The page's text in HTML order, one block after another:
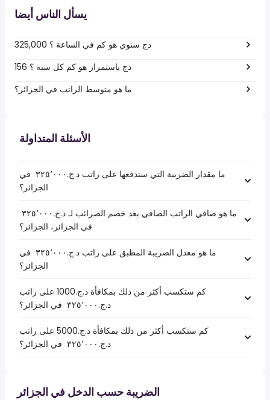
يسأل الناس أيضا
325,000 دج سنوي هو كم في الساعة ؟
156 دج باستمرار هو كم كل سنة ؟
ما هو متوسط الراتب في الجزائر؟
الأسئلة المتداولة
ما مقدار الضريبة التي ستدفعها على راتب د.ج.‏٣٢٥٬٠٠٠ ‏ في
الجزائر؟
في الجزائر، الجزائر؟
ما هو معدل الضريبة المطبق على راتب د.ج.‏٣٢٥٬٠٠٠ ‏ في
الجزائر؟
كم ستكسب أكثر من ذلك بمكافأة د.ج.1000 على راتب
د.ج.‏٣٢٥٬٠٠٠ ‏ في الجزائر؟
كم ستكسب أكثر من ذلك بمكافأة د.ج.5000 على راتب
د.ج.‏٣٢٥٬٠٠٠ ‏ في الجزائر؟
الضريبة حسب الدخل في الجزائر